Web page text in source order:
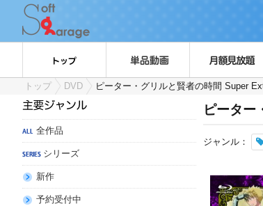
トップ DVD ピーター・グリルと賢者の時間 Super
全作品
シリーズ
新作
予約受付中
ピーター
ジャンル：